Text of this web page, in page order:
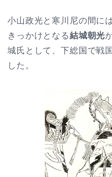
小山政光と寒川尼の間に
きっかけとなる結城朝光
城氏として、下総国で戦
した。